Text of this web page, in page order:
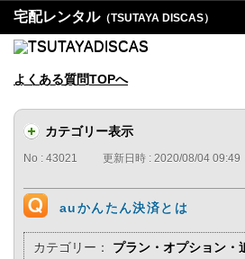
宅配レンタル（TSUTAYA DISCAS）
よくある質問TOPへ
カテゴリー表示
No : 43021 更新日時 : 2020/08/04 09:49
auかんたん決済とは
カテゴリー：
プラン・オプション・